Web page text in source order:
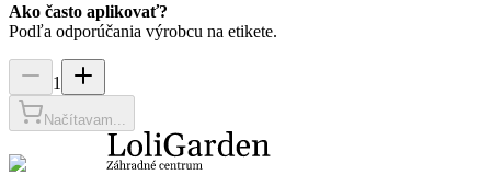
Ako často aplikovať?
Podľa odporúčania výrobcu na etikete.
1
Načítavam...